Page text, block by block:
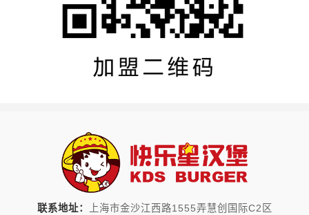
联系地址：
上海市金沙江西路1555弄慧创国际C2区